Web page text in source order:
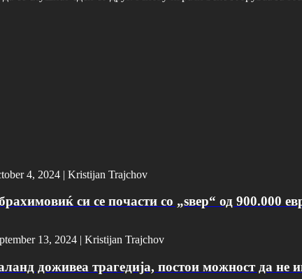
4, 2024 | Kristijan Trajchov
си се почасти со „ѕвер“ од 900.000
13, 2024 | Kristijan Trajchov
доживеа трагедија, постои можност да не